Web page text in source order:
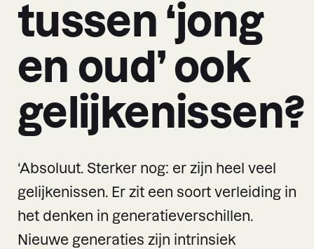
tussen ‘jong
en oud’ ook
gelijkenissen?
‘Absoluut. Sterker nog: er zijn heel veel
gelijkenissen. Er zit een soort verleiding in
het denken in generatieverschillen.
Nieuwe generaties zijn intrinsiek